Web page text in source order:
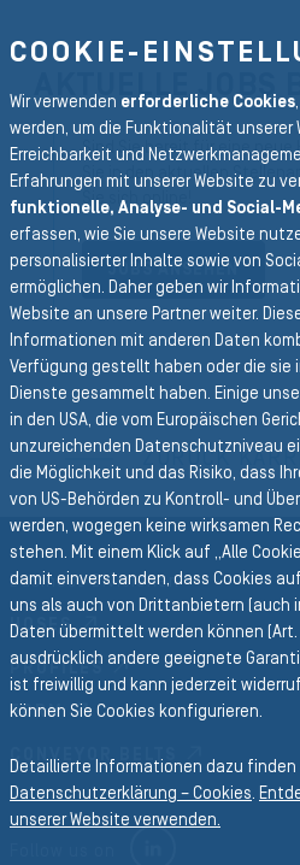
AKTUELLE JOBS
Sind Sie bereit für eine
Sie in den aktuellen
Sie sich online!
JOBS ANSEHEN
Zurück zur Hauptnavigation
ZURÜCK
Business Divisionen
HOSES
PROFILES
FORM
CONVEYOR BELTS
COOKIE-
Wir verwenden erforderliche Cookies
werden, um die Funktionalität unserer
Erreichbarkeit und
Erfahrungen mit unserer Website zu
funktionelle, Analyse- und Social-
erfassen, wie Sie unsere Website
personalisierter Inhalte sowie von
ermöglichen. Daher geben wir
Website an unsere Partner weiter.
Informationen mit anderen Daten
Verfügung gestellt haben oder die sie
Dienste gesammelt haben. Einige
in den USA, die vom Europäischen
unzureichenden Datenschutzniveau
die Möglichkeit und das Risiko, dass
von US-Behörden zu Kontroll- und
werden, wogegen keine wirksamen
stehen. Mit einem Klick auf „Alle
damit einverstanden, dass Cookies
uns als auch von Drittanbietern (auch
Daten übermittelt werden können (Art.
ausdrücklich andere geeignete
ist freiwillig und kann jederzeit
können Sie Cookies konfigurieren.
Detaillierte Informationen dazu finden
Datenschutzerklärung – Cookies.
unserer Website verwenden.